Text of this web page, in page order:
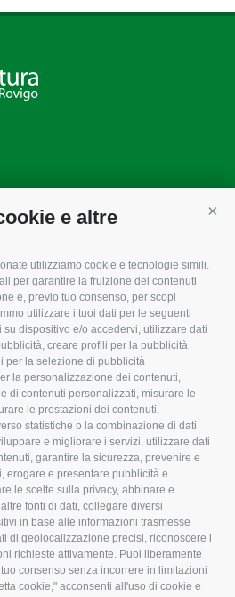
e altre
utilizziamo cookie e tecnologie simili.
per garantire la fruizione dei contenuti
e, previo tuo consenso, per scopi
utilizzare i tuoi dati per le seguenti
dispositivo e/o accedervi, utilizzare dati
creare profili per la pubblicità
per la selezione di pubblicità
la personalizzazione dei contenuti,
di contenuti personalizzati, misurare le
le prestazioni dei contenuti,
statistiche o la combinazione di dati
e migliorare i servizi, utilizzare dati
garantire la sicurezza, prevenire e
erogare e presentare pubblicità e
le scelte sulla privacy, abbinare e
fonti di dati, collegare diversi
in base alle informazioni trasmesse
di geolocalizzazione precisi, riconoscere i
richieste attivamente. Puoi liberamente
consenso senza incorrere in limitazioni
cookie," acconsenti all'uso di cookie e
/Cookie Policy
CONFAGRICOLTURA
INFORMA
Tecnico
Fiscale
Lavoro
Ambiente
Associazione
CONFAGRICOLTURA ATTIVA
Notizie in evidenza
Eventi
Comunicati Stampa